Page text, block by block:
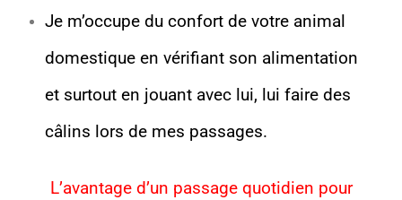
Je m’occupe du confort de votre animal
domestique en vérifiant son alimentation
et surtout en jouant avec lui, lui faire des
câlins lors de mes passages.
L’avantage d’un passage quotidien pour